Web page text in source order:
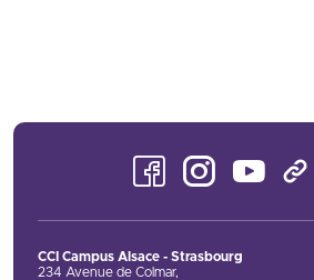
FacebookInstagramYoutube
CCI Campus Alsace - Strasbourg
234 Avenue de Colmar,